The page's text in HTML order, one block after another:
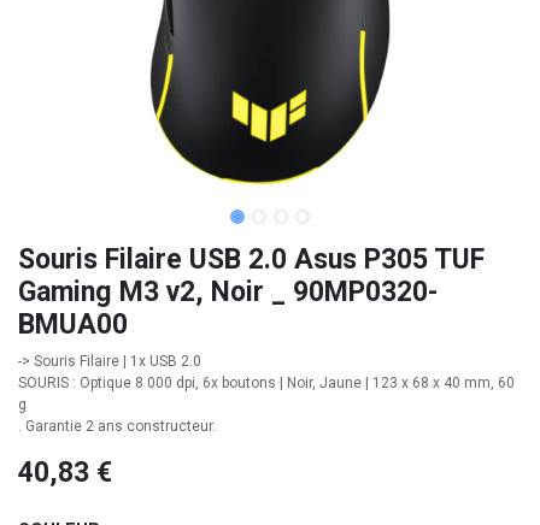
Souris Filaire USB 2.0 Asus P305 TUF
Gaming M3 v2, Noir _ 90MP0320-
BMUA00
-> Souris Filaire | 1x USB 2.0
SOURIS : Optique 8 000 dpi, 6x boutons | Noir, Jaune | 123 x 68 x 40 mm, 60
g
. Garantie 2 ans constructeur.
40,83 €